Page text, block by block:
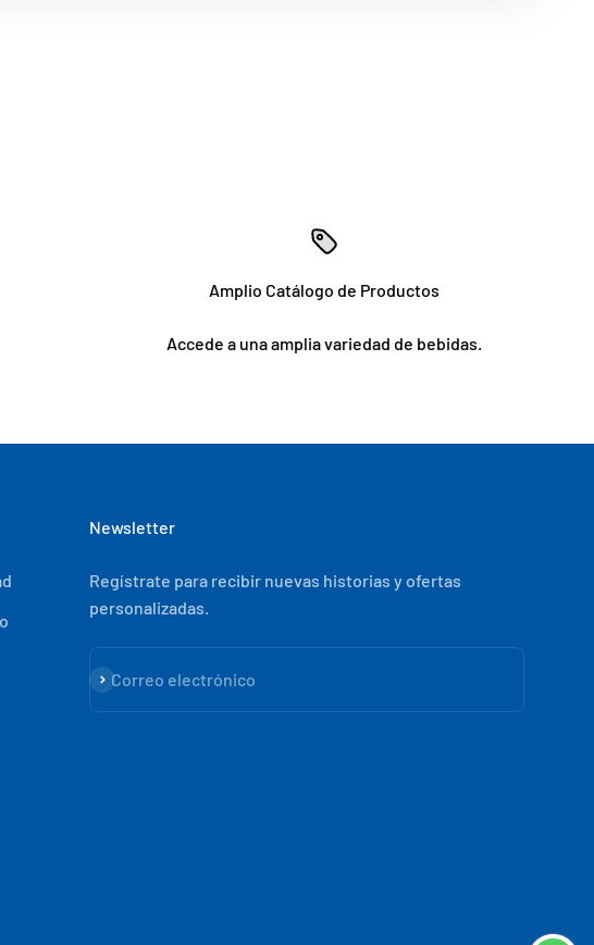
Amplio Catálogo de Productos
Accede a una amplia variedad de bebidas.
Newsletter
Regístrate para recibir nuevas historias y ofertas
personalizadas.
Correo electrónico
Suscribirse